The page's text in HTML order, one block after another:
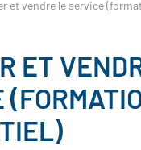
et vendre le service
ET